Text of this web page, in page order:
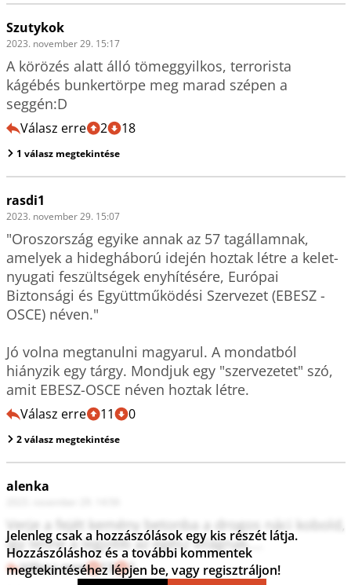
Szutykok
2023. november 29. 15:17
A körözés alatt álló tömeggyilkos, terrorista
kágébés bunkertörpe meg marad szépen a
seggén:D
Válasz erre 2 18
1 válasz megtekintése
rasdi1
2023. november 29. 15:07
"Oroszország egyike annak az 57 tagállamnak,
amelyek a hidegháború idején hoztak létre a kelet-
nyugati feszültségek enyhítésére, Európai
Biztonsági és Együttműködési Szervezet (EBESZ -
OSCE) néven."
Jó volna megtanulni magyarul. A mondatból
hiányzik egy tárgy. Mondjuk egy "szervezetet" szó,
amit EBESZ-OSCE néven hoztak létre.
Válasz erre 11 0
2 válasz megtekintése
alenka
Verje a fejét kemény betonba a drogos náci kobold,
így lenne a legjobb az egész világnak....
Válasz erre 13 1
Jelenleg csak a hozzászólások egy kis részét látja.
Hozzászóláshoz és a további kommentek
megtekintéséhez lépjen be, vagy regisztráljon!